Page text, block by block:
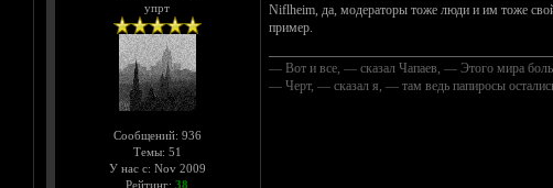
упрт
Сообщений: 936
Темы: 51
У нас с: Nov 2009
Рейтинг: 38
Niflheim, да, модераторы тоже люди и им тоже
пример.
— Вот и все, — сказал Чапаев, — Этого мира
— Черт, — сказал я, — там ведь папиросы